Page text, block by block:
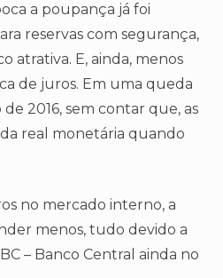
a poupança já foi
reservas com segurança,
atrativa. E, ainda, menos
de juros. Em uma queda
2016, sem contar que, as
real monetária quando
no mercado interno, a
menos, tudo devido a
– Banco Central ainda no